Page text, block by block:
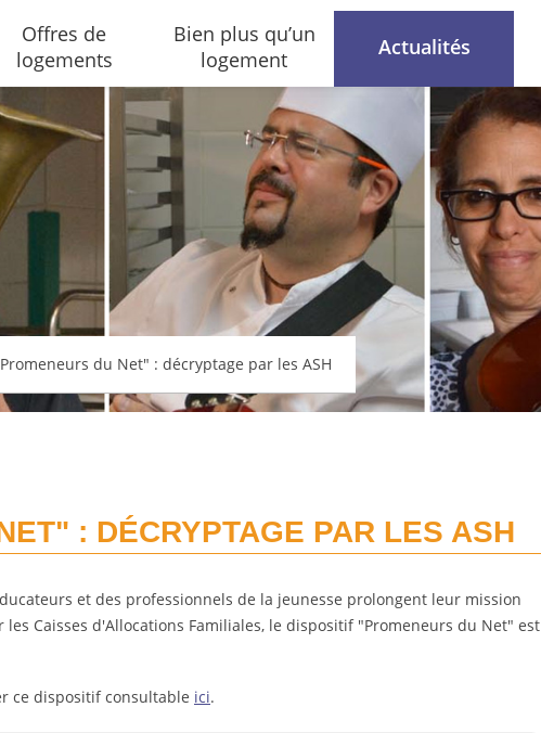
Offres de
logements
Bien plus qu’un
logement
Actualités
du Net" : décryptage par les ASH
: DÉCRYPTAGE PAR LES ASH
et des professionnels de la jeunesse prolongent leur mission
Caisses d'Allocations Familiales, le dispositif "Promeneurs du Net" est
ce dispositif consultable ici.